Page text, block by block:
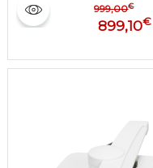
999,00€
899,10€